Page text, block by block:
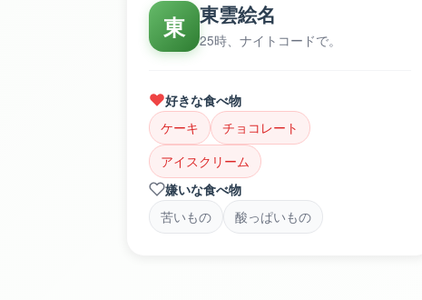
東 東雲絵名
25時、ナイトコードで。
好きな食べ物
ケーキ
チョコレート
アイスクリーム
嫌いな食べ物
苦いもの
酸っぱいもの